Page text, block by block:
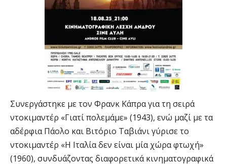
Συνεργάστηκε με τον Φρανκ Κάπρα για τη σειρά
ντοκιμαντέρ «Γιατί πολεμάμε» (1943), ενώ μαζί με τα
αδέρφια Πάολο και Βιτόριο Ταβιάνι γύρισε το
ντοκιμαντέρ «Η Ιταλία δεν είναι μία χώρα φτωχή»
(1960), συνδυάζοντας διαφορετικά κινηματογραφικά